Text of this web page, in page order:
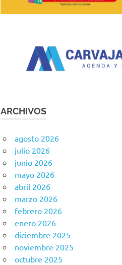
ARCHIVOS
agosto 2026
julio 2026
junio 2026
mayo 2026
abril 2026
marzo 2026
febrero 2026
enero 2026
diciembre 2025
noviembre 2025
octubre 2025